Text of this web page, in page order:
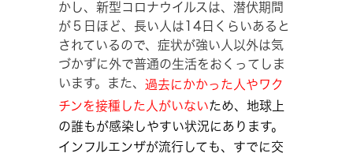
かし、新型コロナウイルスは、潜伏期間
が５日ほど、長い人は14日くらいあると
されているので、症状が強い人以外は気
づかずに外で普通の生活をおくってしま
います。また、 過去にかかった人やワク
チンを接種した人がいないため、地球上
の誰もが感染しやすい状況にあります。
インフルエンザが流行しても、すでに交